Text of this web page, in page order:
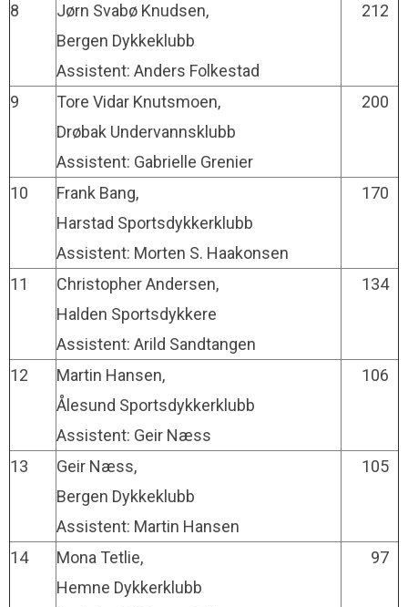
8
Jørn Svabø Knudsen,
Bergen Dykkeklubb
Assistent: Anders Folkestad
212
9
Tore Vidar Knutsmoen,
Drøbak Undervannsklubb
Assistent: Gabrielle Grenier
200
10
Frank Bang,
Harstad Sportsdykkerklubb
Assistent: Morten S. Haakonsen
170
11
Christopher Andersen,
Halden Sportsdykkere
Assistent: Arild Sandtangen
134
12
Martin Hansen,
Ålesund Sportsdykkerklubb
Assistent: Geir Næss
106
13
Geir Næss,
Bergen Dykkeklubb
Assistent: Martin Hansen
105
14
Mona Tetlie,
Hemne Dykkerklubb
97